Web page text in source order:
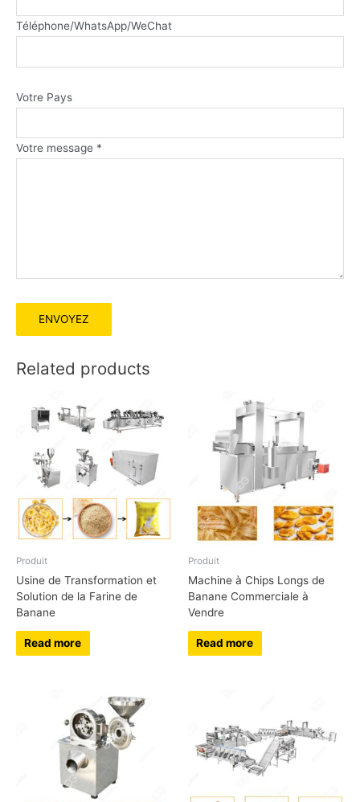
Téléphone/WhatsApp/WeChat
Votre Pays
Votre message *
Related products
Produit
Usine de Transformation et
Solution de la Farine de
Banane
Read more
Produit
Machine à Chips Longs de
Banane Commerciale à
Vendre
Read more